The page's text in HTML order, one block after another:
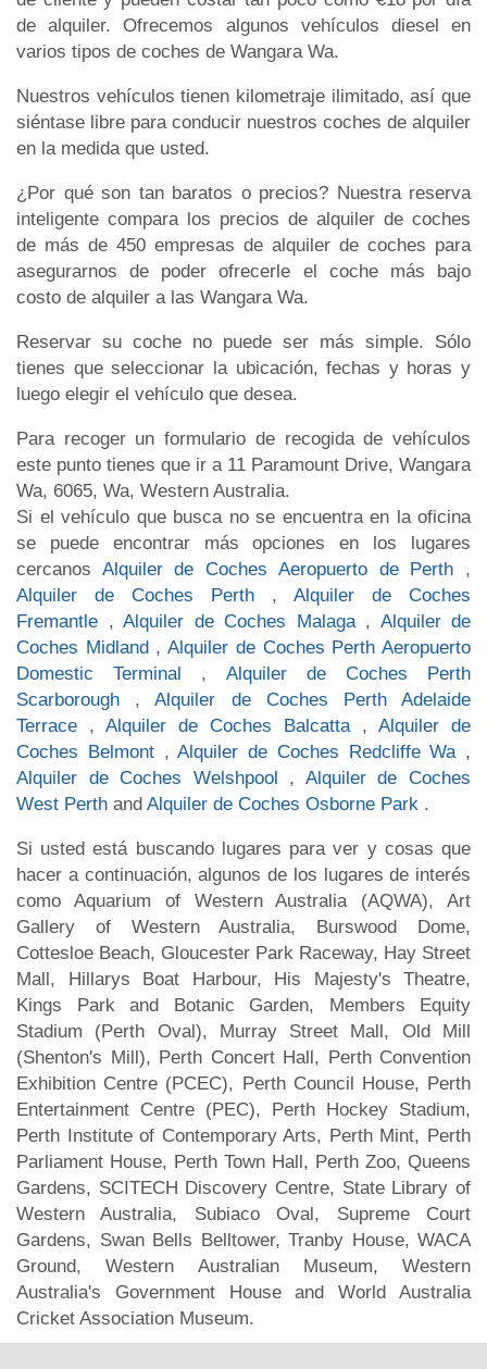
de alquiler. Ofrecemos algunos vehículos diesel en
varios tipos de coches de Wangara Wa.
Nuestros vehículos tienen kilometraje ilimitado, así que
siéntase libre para conducir nuestros coches de alquiler
en la medida que usted.
¿Por qué son tan baratos o precios? Nuestra reserva
inteligente compara los precios de alquiler de coches
de más de 450 empresas de alquiler de coches para
asegurarnos de poder ofrecerle el coche más bajo
costo de alquiler a las Wangara Wa.
Reservar su coche no puede ser más simple. Sólo
tienes que seleccionar la ubicación, fechas y horas y
luego elegir el vehículo que desea.
Para recoger un formulario de recogida de vehículos
este punto tienes que ir a 11 Paramount Drive, Wangara
Wa, 6065, Wa, Western Australia.
Si el vehículo que busca no se encuentra en la oficina
se puede encontrar más opciones en los lugares
cercanos Alquiler de Coches Aeropuerto de Perth ,
Alquiler de Coches Perth , Alquiler de Coches
Fremantle , Alquiler de Coches Malaga , Alquiler de
Coches Midland ,Alquiler de Coches Perth Aeropuerto
Domestic Terminal , Alquiler de Coches Perth
Scarborough ,Alquiler de Coches Perth Adelaide
Terrace , Alquiler de Coches Balcatta , Alquiler de
Coches Belmont ,Alquiler de Coches Redcliffe Wa ,
Alquiler de Coches Welshpool , Alquiler de Coches
West Perth and Alquiler de Coches Osborne Park .
Si usted está buscando lugares para ver y cosas que
hacer a continuación, algunos de los lugares de interés
como Aquarium of Western Australia (AQWA), Art
Gallery of Western Australia, Burswood Dome,
Cottesloe Beach, Gloucester Park Raceway, Hay Street
Mall, Hillarys Boat Harbour, His Majesty's Theatre,
Kings Park and Botanic Garden, Members Equity
Stadium (Perth Oval), Murray Street Mall, Old Mill
(Shenton's Mill), Perth Concert Hall, Perth Convention
Exhibition Centre (PCEC), Perth Council House, Perth
Entertainment Centre (PEC), Perth Hockey Stadium,
Perth Institute of Contemporary Arts, Perth Mint, Perth
Parliament House, Perth Town Hall, Perth Zoo, Queens
Gardens, SCITECH Discovery Centre, State Library of
Western Australia, Subiaco Oval, Supreme Court
Gardens, Swan Bells Belltower, Tranby House, WACA
Ground, Western Australian Museum, Western
Australia's Government House and World Australia
Cricket Association Museum.